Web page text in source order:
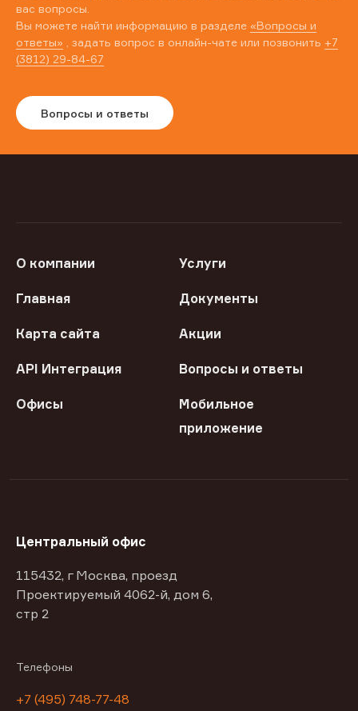
вас вопросы.
Вы можете найти информацию в разделе «Вопросы и
ответы» , задать вопрос в онлайн-чате или позвонить +7
(3812) 29-84-67
Вопросы и ответы
О компании Услуги
Главная Документы
Карта сайта Акции
API Интеграция Вопросы и ответы
Офисы
Мобильное
приложение
Центральный офис
115432, г Москва, проезд
Проектируемый 4062-й, дом 6,
стр 2
Телефоны
+7 (495) 748-77-48